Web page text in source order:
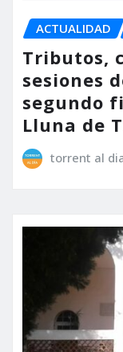
ACTUALIDAD
Tributos,
sesiones
segundo
Lluna de
torrent al